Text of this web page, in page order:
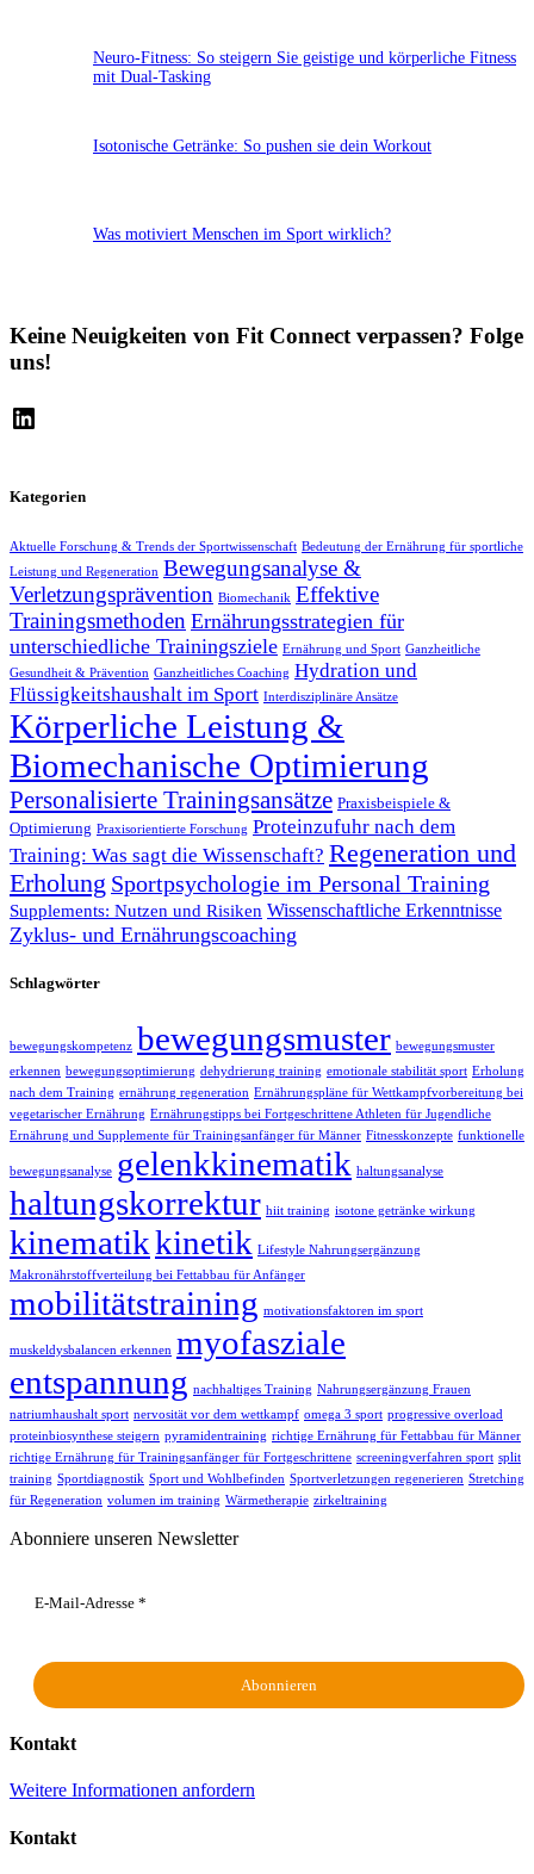
Neuro-Fitness: So steigern Sie geistige und körperliche Fitness
mit Dual-Tasking
Isotonische Getränke: So pushen sie dein Workout
Was motiviert Menschen im Sport wirklich?
Keine Neuigkeiten von Fit Connect verpassen? Folge
uns!
LinkedIn
Kategorien
Aktuelle Forschung & Trends der Sportwissenschaft Bedeutung der Ernährung für sportliche
Leistung und Regeneration Bewegungsanalyse &
Verletzungsprävention Biomechanik Effektive
Trainingsmethoden Ernährungsstrategien für
unterschiedliche Trainingsziele Ernährung und Sport Ganzheitliche
Gesundheit & Prävention Ganzheitliches Coaching Hydration und
Flüssigkeitshaushalt im Sport Interdisziplinäre Ansätze
Körperliche Leistung &
Biomechanische Optimierung
Personalisierte Trainingsansätze Praxisbeispiele &
Optimierung Praxisorientierte Forschung Proteinzufuhr nach dem
Training: Was sagt die Wissenschaft? Regeneration und
Erholung Sportpsychologie im Personal Training
Supplements: Nutzen und Risiken Wissenschaftliche Erkenntnisse
Zyklus- und Ernährungscoaching
Schlagwörter
bewegungskompetenz bewegungsmuster bewegungsmuster
erkennen bewegungsoptimierung dehydrierung training emotionale stabilität sport Erholung
nach dem Training ernährung regeneration Ernährungspläne für Wettkampfvorbereitung bei
vegetarischer Ernährung Ernährungstipps bei Fortgeschrittene Athleten für Jugendliche
Ernährung und Supplemente für Trainingsanfänger für Männer Fitnesskonzepte funktionelle
bewegungsanalyse gelenkkinematik haltungsanalyse
haltungskorrektur hiit training isotone getränke wirkung
kinematikkinetik Lifestyle Nahrungsergänzung
Makronährstoffverteilung bei Fettabbau für Anfänger
mobilitätstraining motivationsfaktoren im sport
muskeldysbalancen erkennen myofasziale
entspannung nachhaltiges Training Nahrungsergänzung Frauen
natriumhaushalt sport nervosität vor dem wettkampf omega 3 sport progressive overload
proteinbiosynthese steigern pyramidentraining richtige Ernährung für Fettabbau für Männer
richtige Ernährung für Trainingsanfänger für Fortgeschrittene screeningverfahren sport split
training Sportdiagnostik Sport und Wohlbefinden Sportverletzungen regenerieren Stretching
für Regeneration volumen im training Wärmetherapie zirkeltraining
Abonniere unseren Newsletter
Kontakt
Weitere Informationen anfordern
Kontakt